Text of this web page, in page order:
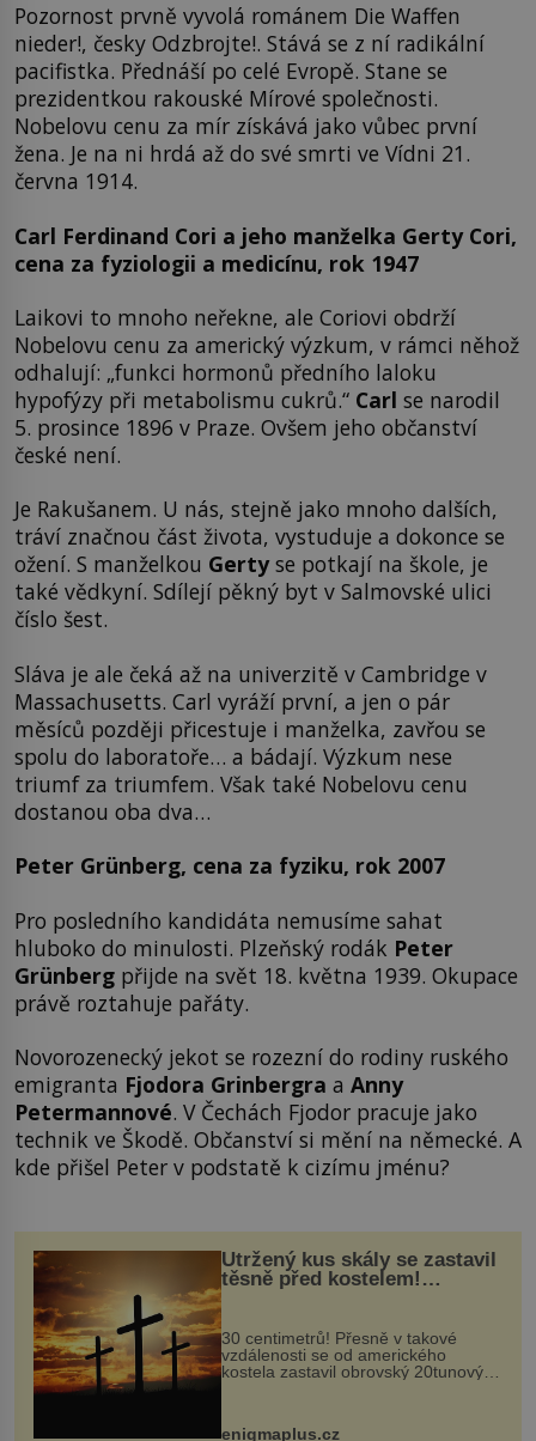
Pozornost prvně vyvolá románem Die Waffen
nieder!, česky Odzbrojte!. Stává se z ní radikální
pacifistka. Přednáší po celé Evropě. Stane se
prezidentkou rakouské Mírové společnosti.
Nobelovu cenu za mír získává jako vůbec první
žena. Je na ni hrdá až do své smrti ve Vídni 21.
června 1914.
Carl Ferdinand Cori a jeho manželka Gerty Cori,
cena za fyziologii a medicínu, rok 1947
Laikovi to mnoho neřekne, ale Coriovi obdrží
Nobelovu cenu za americký výzkum, v rámci něhož
odhalují: „funkci hormonů předního laloku
hypofýzy při metabolismu cukrů.“ Carl se narodil
5. prosince 1896 v Praze. Ovšem jeho občanství
české není.
Je Rakušanem. U nás, stejně jako mnoho dalších,
tráví značnou část života, vystuduje a dokonce se
ožení. S manželkou Gertyse potkají na škole, je
také vědkyní. Sdílejí pěkný byt v Salmovské ulici
číslo šest.
Sláva je ale čeká až na univerzitě v Cambridge v
Massachusetts. Carl vyráží první, a jen o pár
měsíců později přicestuje i manželka, zavřou se
spolu do laboratoře… a bádají. Výzkum nese
triumf za triumfem. Však také Nobelovu cenu
dostanou oba dva…
Peter Grünberg, cena za fyziku, rok 2007
Pro posledního kandidáta nemusíme sahat
hluboko do minulosti. Plzeňský rodák Peter
Grünberg přijde na svět 18. května 1939. Okupace
právě roztahuje pařáty.
Novorozenecký jekot se rozezní do rodiny ruského
emigranta Fjodora Grinbergra a Anny
Petermannové. V Čechách Fjodor pracuje jako
technik ve Škodě. Občanství si mění na německé. A
kde přišel Peter v podstatě k cizímu jménu?
Utržený kus skály se zastavil
těsně před kostelem!
Ochránila ho boží síla?
30 centimetrů! Přesně v takové
vzdálenosti se od amerického
kostela zastavil obrovský 20tunový
enigmaplus.cz